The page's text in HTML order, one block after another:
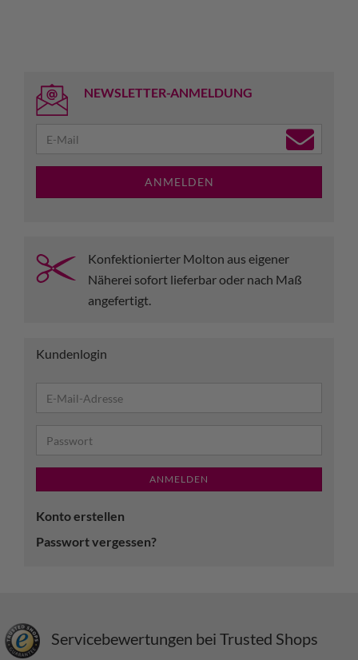
NEWSLETTER-ANMELDUNG
ANMELDEN
Konfektionierter Molton aus eigener
Näherei sofort lieferbar oder nach Maß
angefertigt.
Kundenlogin
ANMELDEN
Konto erstellen
Passwort vergessen?
Servicebewertungen bei Trusted Shops